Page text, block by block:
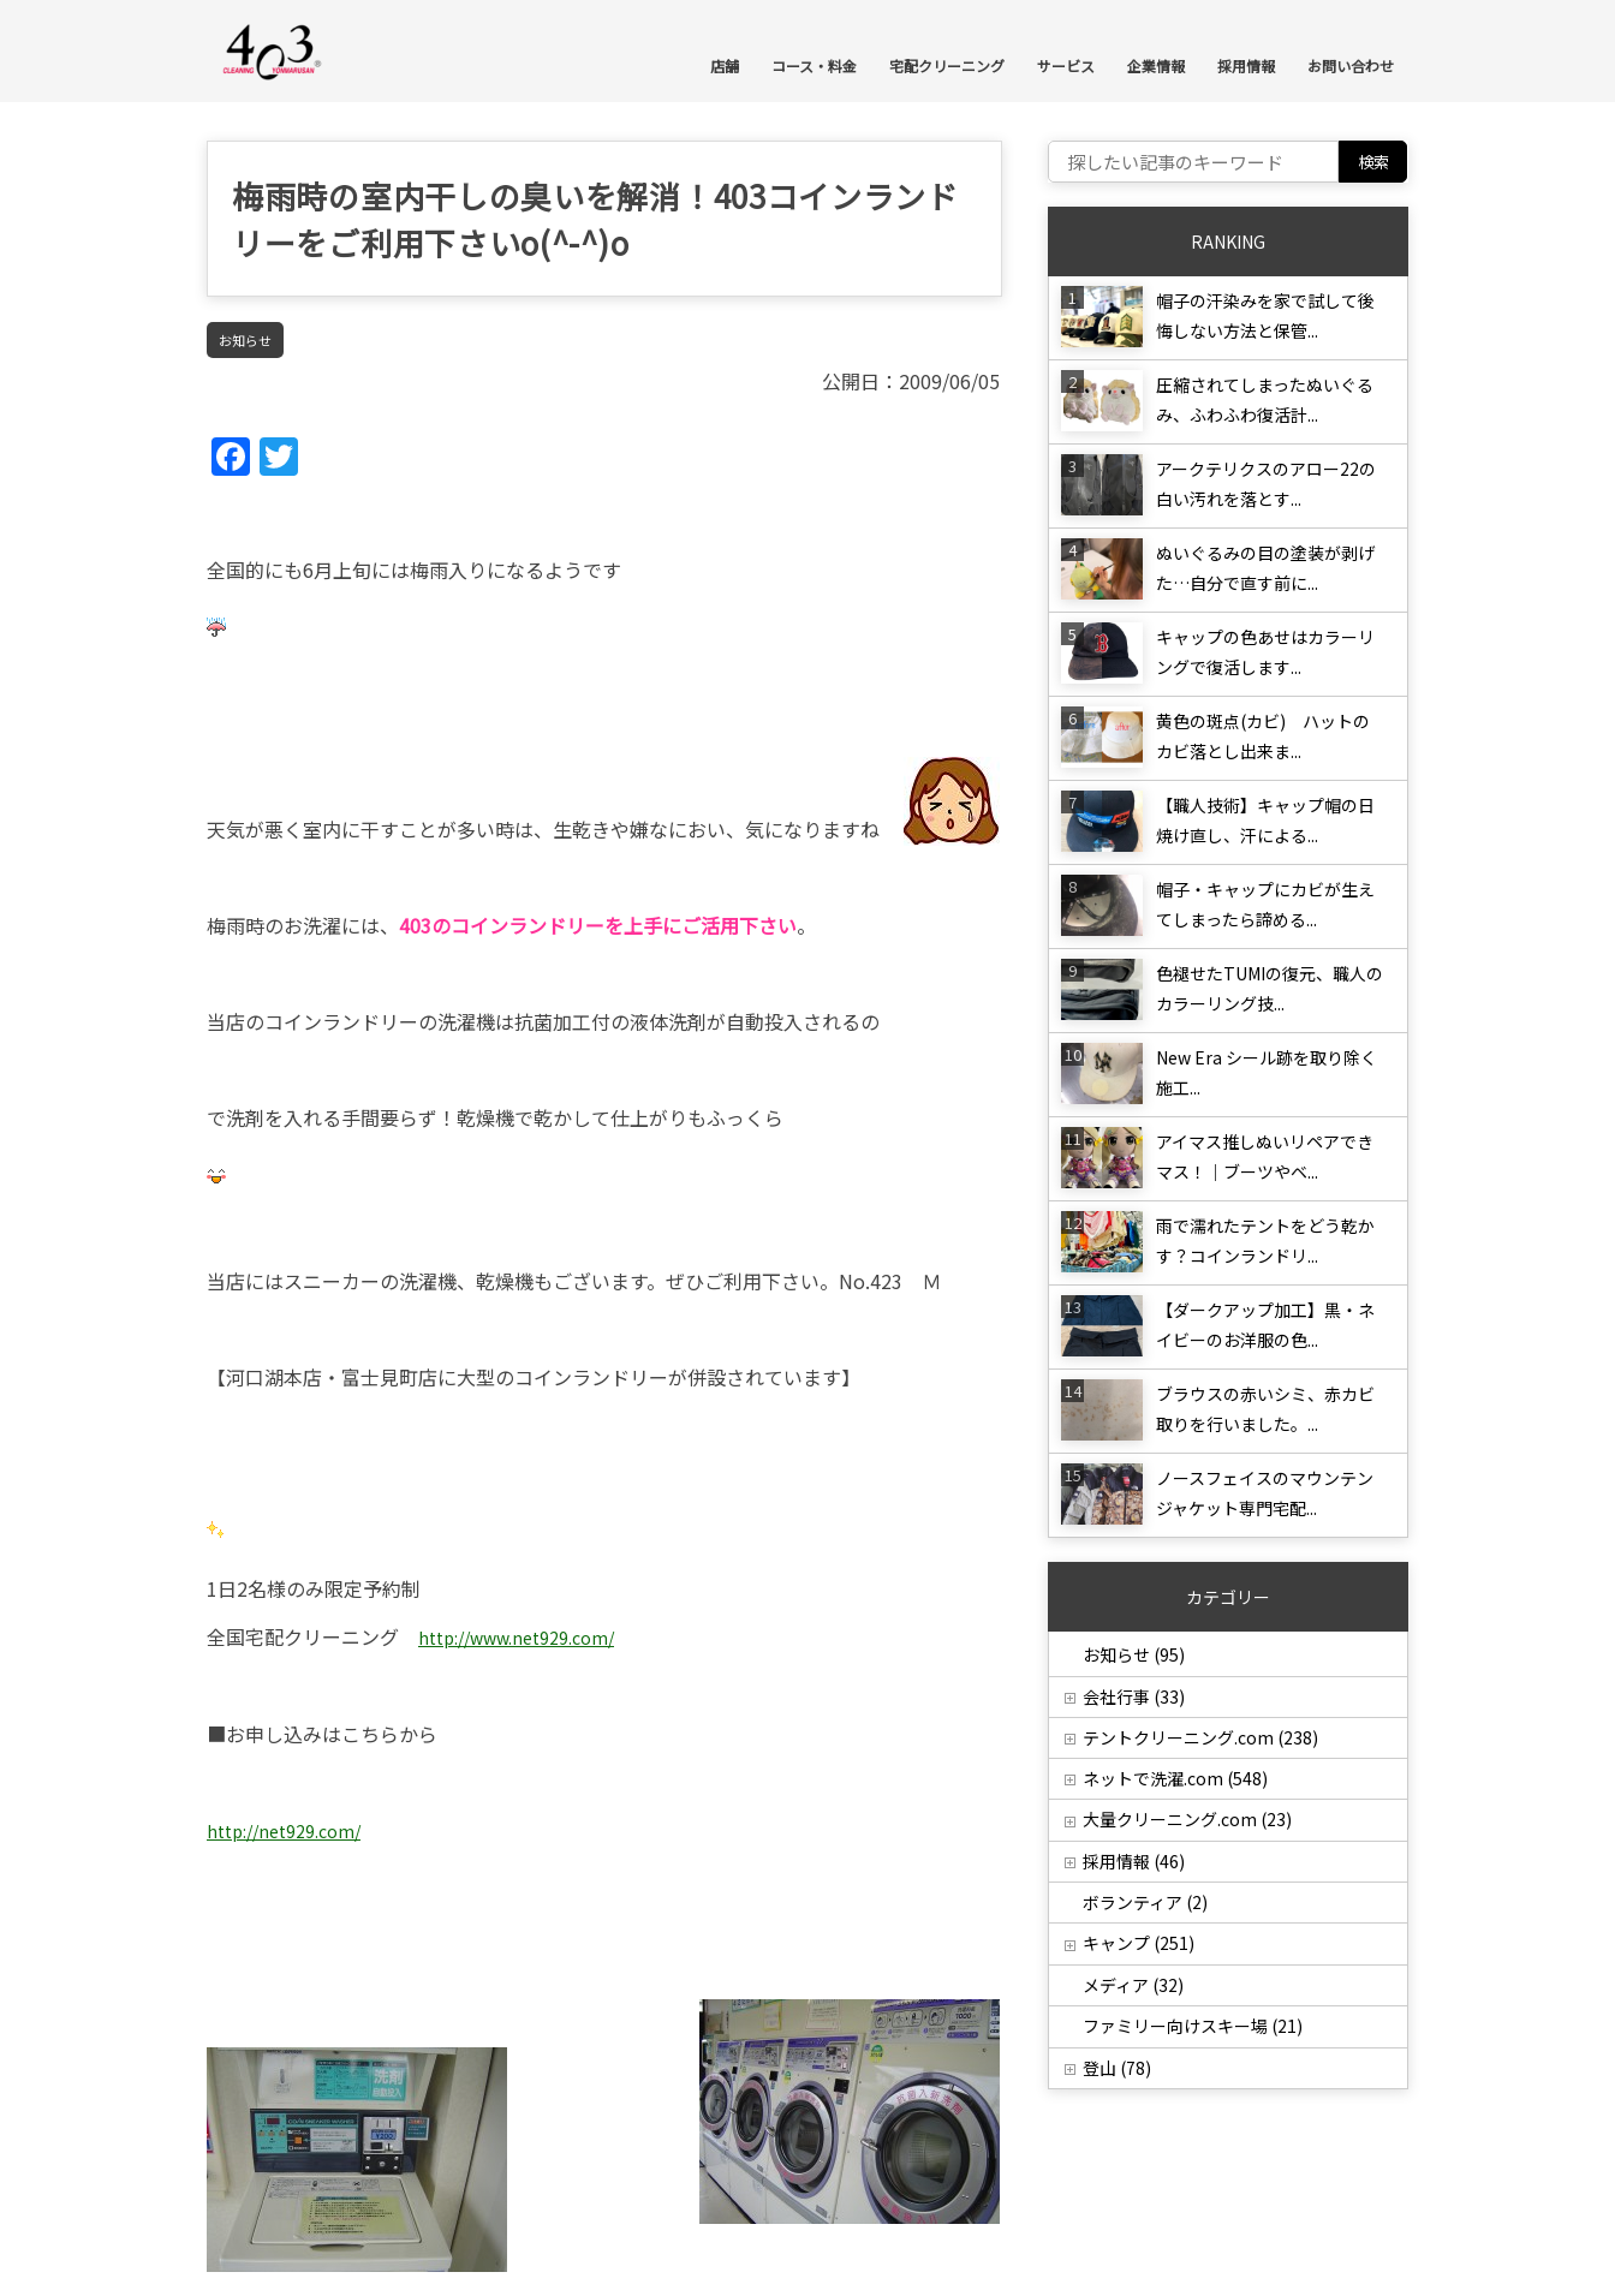
店舗 コース・料金 宅配クリーニング サービス 企業情報 採用情報 お問い合わせ
梅雨時の室内干しの臭いを解消！403コインランド
リーをご利用下さいo(^-^)o
お知らせ
公開日：2009/06/05
Fac
全国的にも6月上旬には梅雨入りになるようです
天気が悪く室内に干すことが多い時は、生乾きや嫌なにおい、気になりますね
梅雨時のお洗濯には、 403のコインランドリーを上手にご活用下さい。
当店のコインランドリーの洗濯機は抗菌加工付の液体洗剤が自動投入されるの
で洗剤を入れる手間要らず！乾燥機で乾かして仕上がりもふっくら
当店にはスニーカーの洗濯機、乾燥機もございます。ぜひご利用下さい。No.423 Ｍ
【河口湖本店・富士見町店に大型のコインランドリーが併設されています】
1日2名様のみ限定予約制
全国宅配クリーニング
http://www.net929.com/
■お申し込みはこちらから
http://net929.com/
Search for:
RANKING
帽子の汗染みを家で試して後
悔しない方法と保管...
圧縮されてしまったぬいぐる
み、ふわふわ復活計...
アークテリクスのアロー22の
白い汚れを落とす...
ぬいぐるみの目の塗装が剥げ
た…自分で直す前に...
キャップの色あせはカラーリ
ングで復活します...
黄色の斑点(カビ) ハットの
カビ落とし出来ま...
【職人技術】キャップ帽の日
焼け直し、汗による...
帽子・キャップにカビが生え
てしまったら諦める...
色褪せたTUMIの復元、職人の
カラーリング技...
New Era シール跡を取り除く
施工...
アイマス推しぬいリペアでき
マス！｜ブーツやベ...
雨で濡れたテントをどう乾か
す？コインランドリ...
【ダークアップ加工】黒・ネ
イビーのお洋服の色...
ブラウスの赤いシミ、赤カビ
取りを行いました。...
ノースフェイスのマウンテン
ジャケット専門宅配...
カテゴリー
お知らせ (95)
会社行事 (33)
テントクリーニング.com (238)
ネットで洗濯.com (548)
大量クリーニング.com (23)
採用情報 (46)
ボランティア (2)
キャンプ (251)
メディア (32)
ファミリー向けスキー場 (21)
登山 (78)